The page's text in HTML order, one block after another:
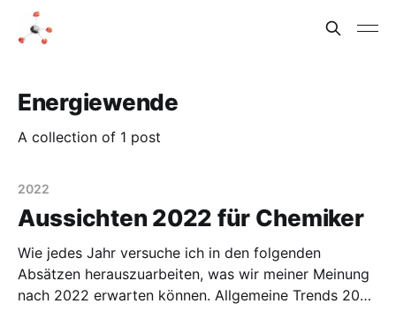
Energiewende
A collection of 1 post
2022
Aussichten 2022 für Chemiker
Wie jedes Jahr versuche ich in den folgenden
Absätzen herauszuarbeiten, was wir meiner Meinung
nach 2022 erwarten können. Allgemeine Trends 2022